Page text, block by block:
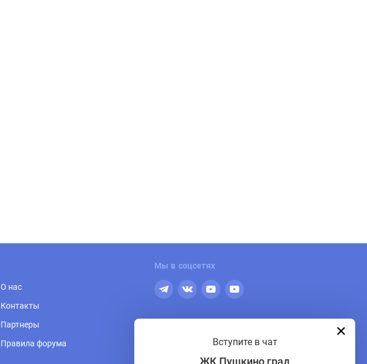
О нас
Контакты
Партнеры
Правила форума
Мы в соцсетях
+7 (495) 150-90-61Вступите в чат
ЖК Пушкино град